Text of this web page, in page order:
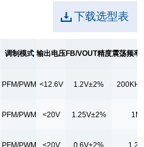
下载选型表
调制模式 输出电压FB/VOUT精度震荡频率
PFM/PWM <12.6V 1.2V±2%
PFM/PWM <20V 1.25V±2%
PFM/PWM <20V 0.6V±2%